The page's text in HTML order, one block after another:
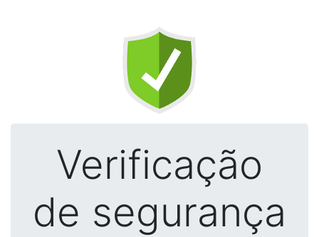
Verificação
de segurança